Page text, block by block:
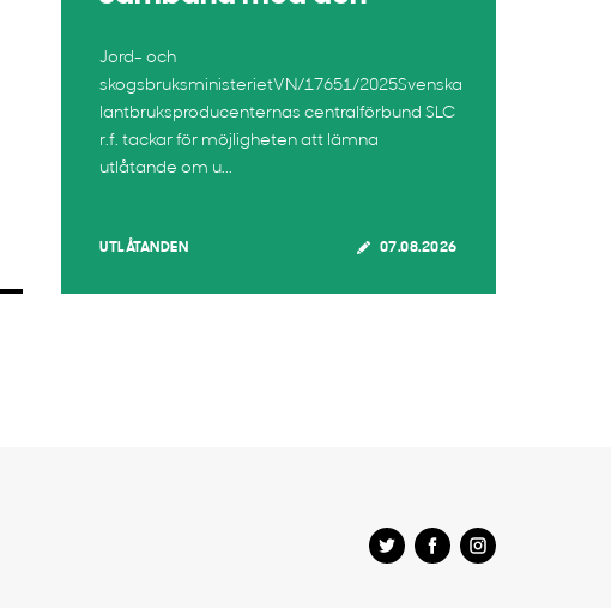
Jord- och
skogsbruksministerietVN/17651/2025Svenska
lantbruksproducenternas centralförbund SLC
r.f. tackar för möjligheten att lämna
utlåtande om u...
UTLÅTANDEN 07.08.2026